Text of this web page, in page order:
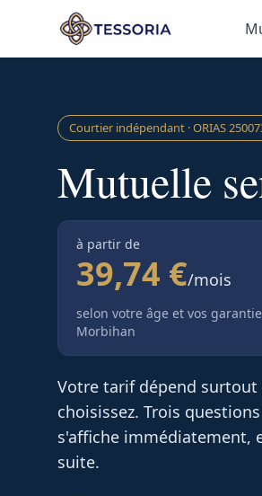
Aller au contenu principal
Courtier indépendant · ORIAS
Mutuelle
à partir de
39,74 €/mois
selon votre âge et vos
Morbihan
Votre tarif dépend surtout
choisissez. Trois
s'affiche immédiatement,
suite.